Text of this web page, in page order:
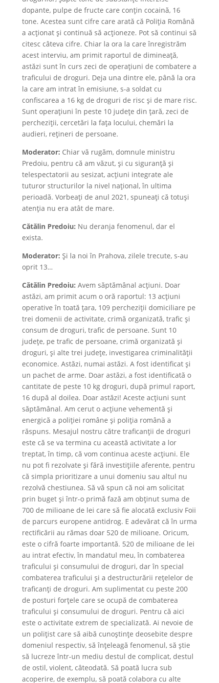
dopante, pulpe de fructe care conțin cocaină, 16
tone. Acestea sunt cifre care arată că Poliția Română
a acționat și continuă să acționeze. Pot să continui să
citesc câteva cifre. Chiar la ora la care înregistrăm
acest interviu, am primit raportul de dimineață,
astăzi sunt în curs zeci de operațiuni de combatere a
traficului de droguri. Deja una dintre ele, până la ora
la care am intrat în emisiune, s-a soldat cu
confiscarea a 16 kg de droguri de risc și de mare risc.
Sunt operațiuni în peste 10 județe din țară, zeci de
percheziții, cercetări la fața locului, chemări la
audieri, rețineri de persoane.
Moderator: Chiar vă rugăm, domnule ministru
Predoiu, pentru că am văzut, și cu siguranță și
telespectatorii au sesizat, acțiuni integrate ale
tuturor structurilor la nivel național, în ultima
perioadă. Vorbeați de anul 2021, spuneați că totuși
atenția nu era atât de mare.
Cătălin Predoiu: Nu deranja fenomenul, dar el
exista.
Moderator: Și la noi în Prahova, zilele trecute, s-au
oprit 13…
Cătălin Predoiu: Avem săptămânal acțiuni. Doar
astăzi, am primit acum o oră raportul: 13 acțiuni
operative în toată țara, 109 percheziții domiciliare pe
trei domenii de activitate, crimă organizată, trafic și
consum de droguri, trafic de persoane. Sunt 10
județe, pe trafic de persoane, crimă organizată și
droguri, și alte trei județe, investigarea criminalității
economice. Astăzi, numai astăzi. A fost identificat și
un pachet de arme. Doar astăzi, a fost identificată o
cantitate de peste 10 kg droguri, după primul raport,
16 după al doilea. Doar astăzi! Aceste acțiuni sunt
săptămânal. Am cerut o acțiune vehementă și
energică a poliției române și poliția română a
răspuns. Mesajul nostru către traficanții de droguri
este că se va termina cu această activitate a lor
treptat, în timp, că vom continua aceste acțiuni. Ele
nu pot fi rezolvate și fără investițiile aferente, pentru
că simpla prioritizare a unui domeniu sau altul nu
rezolvă chestiunea. Să vă spun că noi am solicitat
prin buget și într-o primă fază am obținut suma de
700 de milioane de lei care să fie alocată exclusiv Foii
de parcurs europene antidrog. E adevărat că în urma
rectificării au rămas doar 520 de milioane. Oricum,
este o cifră foarte importantă. 520 de milioane de lei
au intrat efectiv, în mandatul meu, în combaterea
traficului și consumului de droguri, dar în special
combaterea traficului și a destructurării rețelelor de
traficanți de droguri. Am suplimentat cu peste 200
de posturi forțele care se ocupă de combaterea
traficului și consumului de droguri. Pentru că aici
este o activitate extrem de specializată. Ai nevoie de
un polițist care să aibă cunoștințe deosebite despre
domeniul respectiv, să înțeleagă fenomenul, să știe
să lucreze într-un mediu destul de complicat, destul
de ostil, violent, câteodată. Să poată lucra sub
acoperire, de exemplu, să poată colabora cu alte